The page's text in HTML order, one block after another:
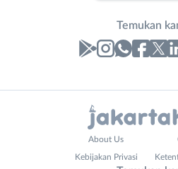
Temukan
About Us
Kebijakan Privasi